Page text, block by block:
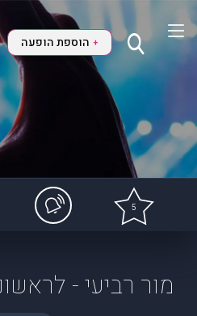
+ הוספת הופעה
5
מור רביעי -